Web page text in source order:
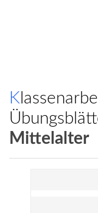
Klassenarbeiten und
Mittelalter